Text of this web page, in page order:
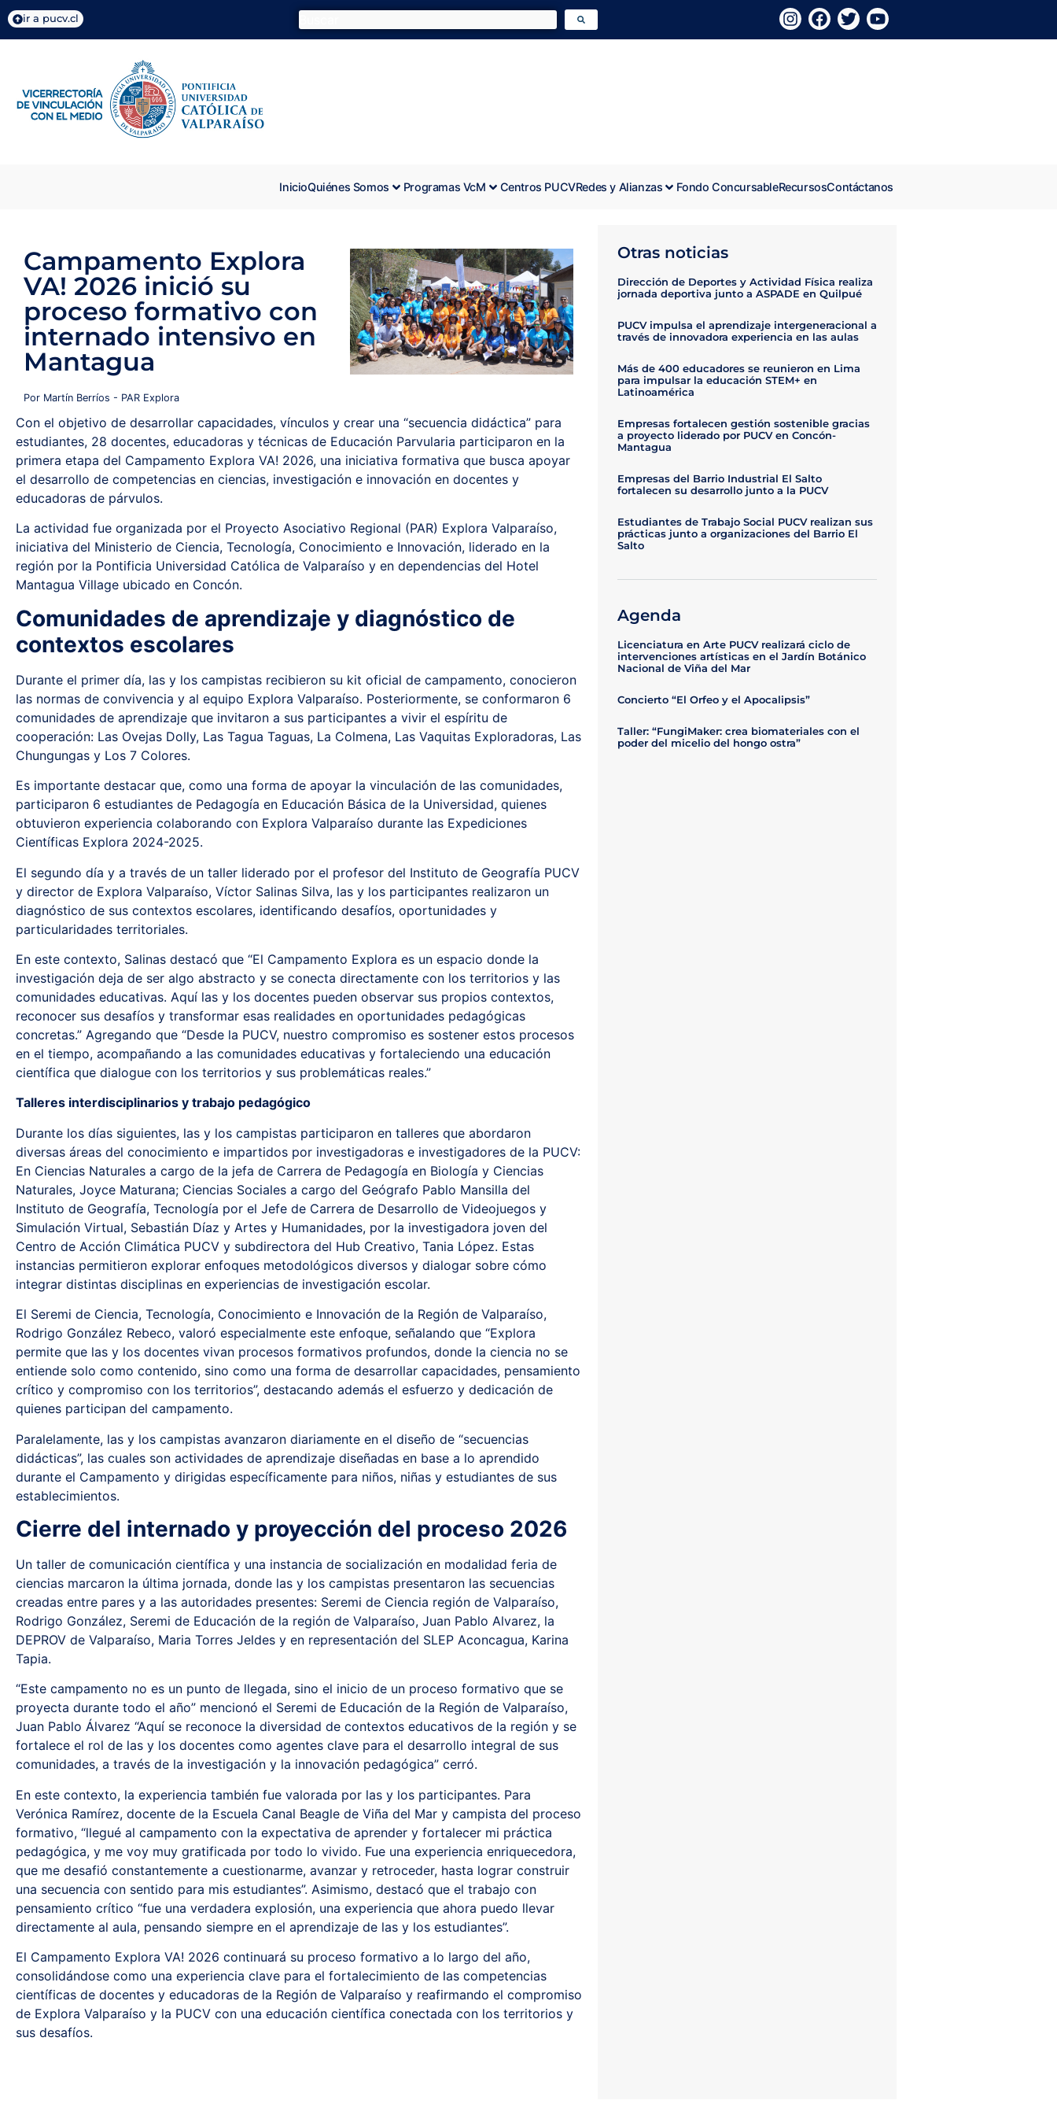
ir a pucv.cl
InicioQuiénes Somos Programas VcM Centros PUCVRedes y Alianzas Fondo ConcursableRecursosContáctanos
Campamento Explora
VA! 2026 inició su
proceso formativo con
internado intensivo en
Mantagua
Por Martín Berríos - PAR Explora
Con el objetivo de desarrollar capacidades, vínculos y crear una “secuencia didáctica” para
estudiantes, 28 docentes, educadoras y técnicas de Educación Parvularia participaron en la
primera etapa del Campamento Explora VA! 2026, una iniciativa formativa que busca apoyar
el desarrollo de competencias en ciencias, investigación e innovación en docentes y
educadoras de párvulos.
La actividad fue organizada por el Proyecto Asociativo Regional (PAR) Explora Valparaíso,
iniciativa del Ministerio de Ciencia, Tecnología, Conocimiento e Innovación, liderado en la
región por la Pontificia Universidad Católica de Valparaíso y en dependencias del Hotel
Mantagua Village ubicado en Concón.
Comunidades de aprendizaje y diagnóstico de
contextos escolares
Durante el primer día, las y los campistas recibieron su kit oficial de campamento, conocieron
las normas de convivencia y al equipo Explora Valparaíso. Posteriormente, se conformaron 6
comunidades de aprendizaje que invitaron a sus participantes a vivir el espíritu de
cooperación: Las Ovejas Dolly, Las Tagua Taguas, La Colmena, Las Vaquitas Exploradoras, Las
Chungungas y Los 7 Colores.
Es importante destacar que, como una forma de apoyar la vinculación de las comunidades,
participaron 6 estudiantes de Pedagogía en Educación Básica de la Universidad, quienes
obtuvieron experiencia colaborando con Explora Valparaíso durante las Expediciones
Científicas Explora 2024-2025.
El segundo día y a través de un taller liderado por el profesor del Instituto de Geografía PUCV
y director de Explora Valparaíso, Víctor Salinas Silva, las y los participantes realizaron un
diagnóstico de sus contextos escolares, identificando desafíos, oportunidades y
particularidades territoriales.
En este contexto, Salinas destacó que “El Campamento Explora es un espacio donde la
investigación deja de ser algo abstracto y se conecta directamente con los territorios y las
comunidades educativas. Aquí las y los docentes pueden observar sus propios contextos,
reconocer sus desafíos y transformar esas realidades en oportunidades pedagógicas
concretas.” Agregando que “Desde la PUCV, nuestro compromiso es sostener estos procesos
en el tiempo, acompañando a las comunidades educativas y fortaleciendo una educación
científica que dialogue con los territorios y sus problemáticas reales.”
Talleres interdisciplinarios y trabajo pedagógico
Durante los días siguientes, las y los campistas participaron en talleres que abordaron
diversas áreas del conocimiento e impartidos por investigadoras e investigadores de la PUCV:
En Ciencias Naturales a cargo de la jefa de Carrera de Pedagogía en Biología y Ciencias
Naturales, Joyce Maturana; Ciencias Sociales a cargo del Geógrafo Pablo Mansilla del
Instituto de Geografía, Tecnología por el Jefe de Carrera de Desarrollo de Videojuegos y
Simulación Virtual, Sebastián Díaz y Artes y Humanidades, por la investigadora joven del
Centro de Acción Climática PUCV y subdirectora del Hub Creativo, Tania López. Estas
instancias permitieron explorar enfoques metodológicos diversos y dialogar sobre cómo
integrar distintas disciplinas en experiencias de investigación escolar.
El Seremi de Ciencia, Tecnología, Conocimiento e Innovación de la Región de Valparaíso,
Rodrigo González Rebeco, valoró especialmente este enfoque, señalando que “Explora
permite que las y los docentes vivan procesos formativos profundos, donde la ciencia no se
entiende solo como contenido, sino como una forma de desarrollar capacidades, pensamiento
crítico y compromiso con los territorios”, destacando además el esfuerzo y dedicación de
quienes participan del campamento.
Paralelamente, las y los campistas avanzaron diariamente en el diseño de “secuencias
didácticas”, las cuales son actividades de aprendizaje diseñadas en base a lo aprendido
durante el Campamento y dirigidas específicamente para niños, niñas y estudiantes de sus
establecimientos.
Cierre del internado y proyección del proceso 2026
Un taller de comunicación científica y una instancia de socialización en modalidad feria de
ciencias marcaron la última jornada, donde las y los campistas presentaron las secuencias
creadas entre pares y a las autoridades presentes: Seremi de Ciencia región de Valparaíso,
Rodrigo González, Seremi de Educación de la región de Valparaíso, Juan Pablo Alvarez, la
DEPROV de Valparaíso, Maria Torres Jeldes y en representación del SLEP Aconcagua, Karina
Tapia.
“Este campamento no es un punto de llegada, sino el inicio de un proceso formativo que se
proyecta durante todo el año” mencionó el Seremi de Educación de la Región de Valparaíso,
Juan Pablo Álvarez “Aquí se reconoce la diversidad de contextos educativos de la región y se
fortalece el rol de las y los docentes como agentes clave para el desarrollo integral de sus
comunidades, a través de la investigación y la innovación pedagógica” cerró.
En este contexto, la experiencia también fue valorada por las y los participantes. Para
Verónica Ramírez, docente de la Escuela Canal Beagle de Viña del Mar y campista del proceso
formativo, “llegué al campamento con la expectativa de aprender y fortalecer mi práctica
pedagógica, y me voy muy gratificada por todo lo vivido. Fue una experiencia enriquecedora,
que me desafió constantemente a cuestionarme, avanzar y retroceder, hasta lograr construir
una secuencia con sentido para mis estudiantes”. Asimismo, destacó que el trabajo con
pensamiento crítico “fue una verdadera explosión, una experiencia que ahora puedo llevar
directamente al aula, pensando siempre en el aprendizaje de las y los estudiantes”.
El Campamento Explora VA! 2026 continuará su proceso formativo a lo largo del año,
consolidándose como una experiencia clave para el fortalecimiento de las competencias
científicas de docentes y educadoras de la Región de Valparaíso y reafirmando el compromiso
de Explora Valparaíso y la PUCV con una educación científica conectada con los territorios y
sus desafíos.
Otras noticias
Dirección de Deportes y Actividad Física realiza
jornada deportiva junto a ASPADE en Quilpué
PUCV impulsa el aprendizaje intergeneracional a
través de innovadora experiencia en las aulas
Más de 400 educadores se reunieron en Lima
para impulsar la educación STEM+ en
Latinoamérica
Empresas fortalecen gestión sostenible gracias
a proyecto liderado por PUCV en Concón-
Mantagua
Empresas del Barrio Industrial El Salto
fortalecen su desarrollo junto a la PUCV
Estudiantes de Trabajo Social PUCV realizan sus
prácticas junto a organizaciones del Barrio El
Salto
Agenda
Licenciatura en Arte PUCV realizará ciclo de
intervenciones artísticas en el Jardín Botánico
Nacional de Viña del Mar
Concierto “El Orfeo y el Apocalipsis”
Taller: “FungiMaker: crea biomateriales con el
poder del micelio del hongo ostra”